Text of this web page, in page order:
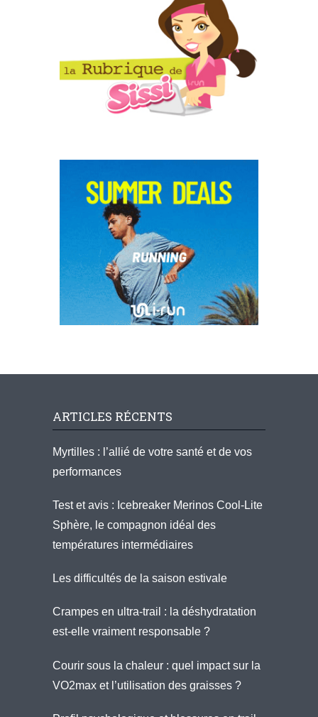
ARTICLES RÉCENTS
Myrtilles : l’allié de votre santé et de vos
performances
Test et avis : Icebreaker Merinos Cool-Lite
Sphère, le compagnon idéal des
températures intermédiaires
Les difficultés de la saison estivale
Crampes en ultra-trail : la déshydratation
est-elle vraiment responsable ?
Courir sous la chaleur : quel impact sur la
VO2max et l’utilisation des graisses ?